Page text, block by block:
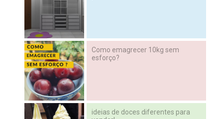
Como emagrecer 10kg sem
esforço?
ideias de doces diferentes para